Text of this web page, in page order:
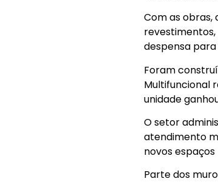
Com as obras,
revestimentos,
despensa
Foram
Multifuncional
unidade
O setor
atendimento
novos
Parte dos